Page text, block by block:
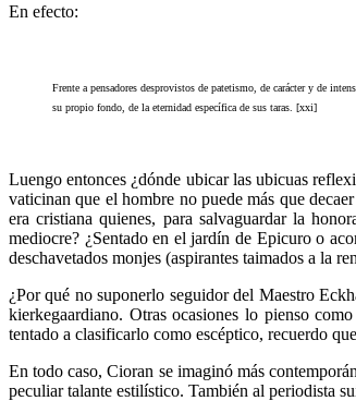
En efecto:
Frente a pensadores desprovistos de patetismo, de carácter y de
su propio fondo, de la eternidad específica de sus taras. [xxi]
Luengo entonces ¿dónde ubicar las ubicuas
vaticinan que el hombre no puede más que
era cristiana quienes, para salvaguardar la
mediocre? ¿Sentado en el jardín de Epicuro o
deschavetados monjes (aspirantes taimados a la
¿Por qué no suponerlo seguidor del Maestro
kierkegaardiano. Otras ocasiones lo pienso
tentado a clasificarlo como escéptico, recuerdo
En todo caso, Cioran se imaginó más
peculiar talante estilístico. También al periodista